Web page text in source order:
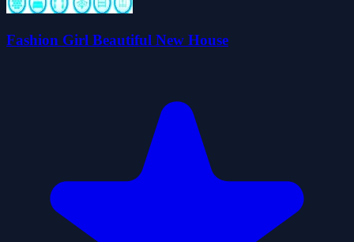
Fashion Girl Beautiful New House